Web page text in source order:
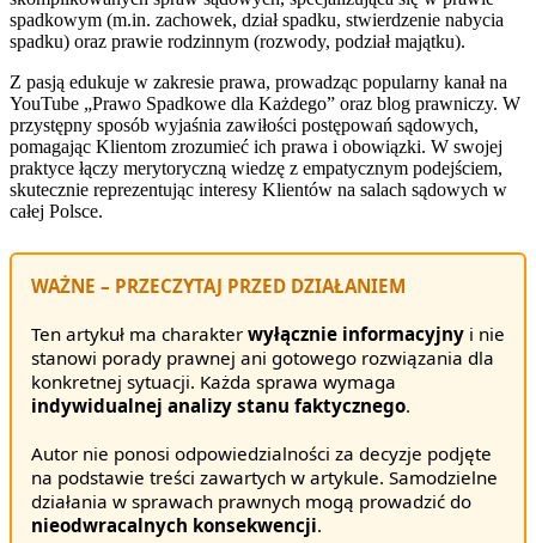
spadkowym (m.in. zachowek, dział spadku, stwierdzenie nabycia
spadku) oraz prawie rodzinnym (rozwody, podział majątku).
Z pasją edukuje w zakresie prawa, prowadząc popularny kanał na
YouTube „Prawo Spadkowe dla Każdego” oraz blog prawniczy. W
przystępny sposób wyjaśnia zawiłości postępowań sądowych,
pomagając Klientom zrozumieć ich prawa i obowiązki. W swojej
praktyce łączy merytoryczną wiedzę z empatycznym podejściem,
skutecznie reprezentując interesy Klientów na salach sądowych w
całej Polsce.
WAŻNE – PRZECZYTAJ PRZED DZIAŁANIEM
Ten artykuł ma charakter wyłącznie informacyjny i nie
stanowi porady prawnej ani gotowego rozwiązania dla
konkretnej sytuacji. Każda sprawa wymaga
indywidualnej analizy stanu faktycznego.
Autor nie ponosi odpowiedzialności za decyzje podjęte
na podstawie treści zawartych w artykule. Samodzielne
działania w sprawach prawnych mogą prowadzić do
nieodwracalnych konsekwencji.